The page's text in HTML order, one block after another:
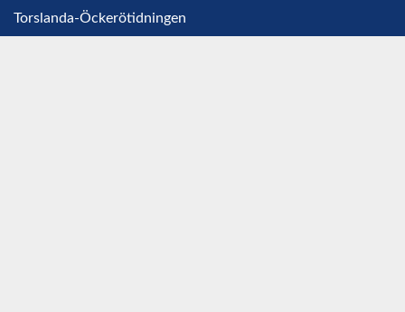
Torslanda-Öckerötidningen